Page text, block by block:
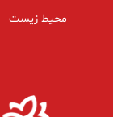
محیط زیست